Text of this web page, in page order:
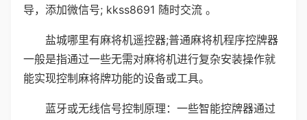
导，添加微信号; kkss8691 随时交流 。
盐城哪里有麻将机遥控器;普通麻将机程序控牌器
一般是指通过一些无需对麻将机进行复杂安装操作就
能实现控制麻将牌功能的设备或工具。
蓝牙或无线信号控制原理：一些智能控牌器通过